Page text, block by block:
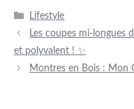
Catégories
Lifestyle
Les coupes mi-longues
et polyvalent ! ✨
Montres en Bois : Mon